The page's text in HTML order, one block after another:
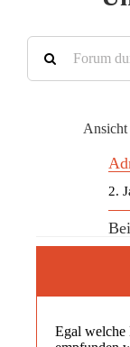
Ansicht
2.
Egal welche